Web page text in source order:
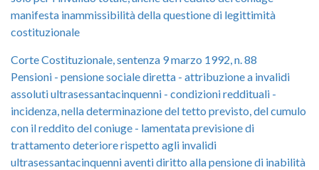
manifesta inammissibilità della questione di legittimità
costituzionale
Corte Costituzionale, sentenza 9 marzo 1992, n. 88
Pensioni - pensione sociale diretta - attribuzione a invalidi
assoluti ultrasessantacinquenni - condizioni reddituali -
incidenza, nella determinazione del tetto previsto, del cumulo
con il reddito del coniuge - lamentata previsione di
trattamento deteriore rispetto agli invalidi
ultrasessantacinquenni aventi diritto alla pensione di inabilità